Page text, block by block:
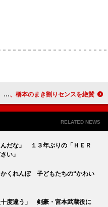
橋本愛「農業は向いていない」 松岡茉優、橋本のまき割りセンスを絶賛
RELATED NEWS
だな」 １３年ぶりの「ＨＥＲ
い」
くれんぼ 子どもたちの“かわい
度違う」 剣豪・宮本武蔵役に